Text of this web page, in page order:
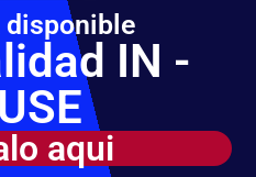
disponible
IN -
aqui